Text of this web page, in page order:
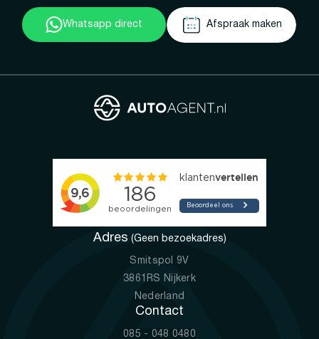
Whatsapp direct Afspraak maken
Adres (Geen bezoekadres)
Smitspol 9V
3861RS Nijkerk
Nederland
Contact
085 - 048 0480